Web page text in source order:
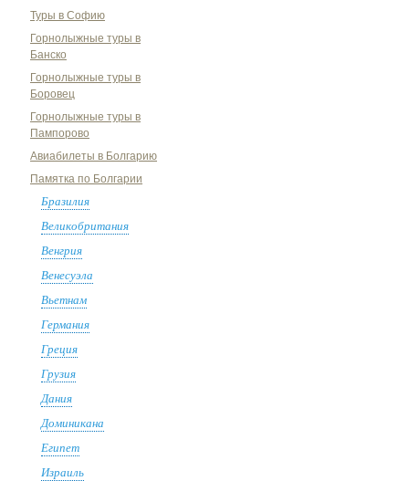
Туры в Софию
Горнолыжные туры в
Банско
Горнолыжные туры в
Боровец
Горнолыжные туры в
Пампорово
Авиабилеты в Болгарию
Памятка по Болгарии
Бразилия
Великобритания
Венгрия
Венесуэла
Вьетнам
Германия
Греция
Грузия
Дания
Доминикана
Египет
Израиль